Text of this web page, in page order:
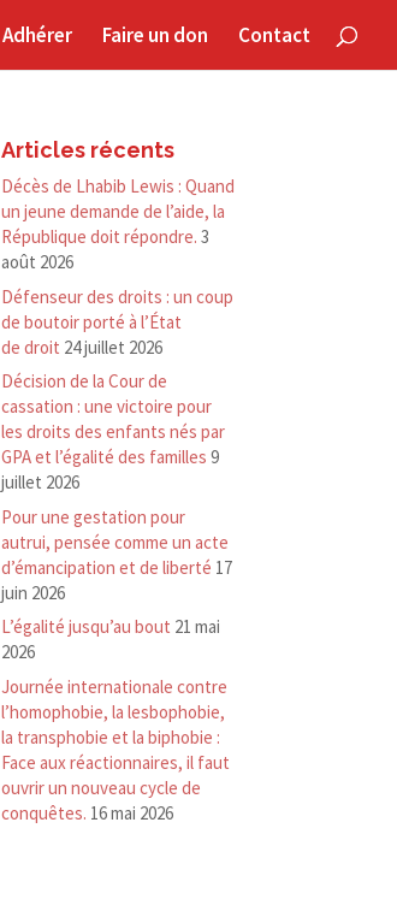
Adhérer Faire un don Contact
Articles récents
Décès de Lhabib Lewis : Quand
un jeune demande de l’aide, la
République doit répondre. 3
août 2026
Défenseur des droits : un coup
de boutoir porté à l’État
de droit 24 juillet 2026
Décision de la Cour de
cassation : une victoire pour
les droits des enfants nés par
GPA et l’égalité des familles 9
juillet 2026
Pour une gestation pour
autrui, pensée comme un acte
d’émancipation et de liberté 17
juin 2026
L’égalité jusqu’au bout 21 mai
2026
Journée internationale contre
l’homophobie, la lesbophobie,
la transphobie et la biphobie :
Face aux réactionnaires, il faut
ouvrir un nouveau cycle de
conquêtes. 16 mai 2026